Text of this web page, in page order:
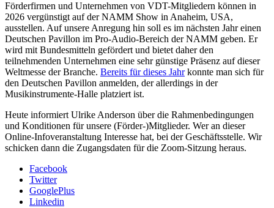
Förderfirmen und Unternehmen von VDT-Mitgliedern können in
2026 vergünstigt auf der NAMM Show in Anaheim, USA,
ausstellen. Auf unsere Anregung hin soll es im nächsten Jahr einen
Deutschen Pavillon im Pro-Audio-Bereich der NAMM geben. Er
wird mit Bundesmitteln gefördert und bietet daher den
teilnehmenden Unternehmen eine sehr günstige Präsenz auf dieser
Weltmesse der Branche. Bereits für dieses Jahrkonnte man sich für
den Deutschen Pavillon anmelden, der allerdings in der
Musikinstrumente-Halle platziert ist.
Heute informiert Ulrike Anderson über die Rahmenbedingungen
und Konditionen für unsere (Förder-)Mitglieder. Wer an dieser
Online-Infoveranstaltung Interesse hat, bei der Geschäftsstelle. Wir
schicken dann die Zugangsdaten für die Zoom-Sitzung heraus.
Facebook
Twitter
GooglePlus
Linkedin